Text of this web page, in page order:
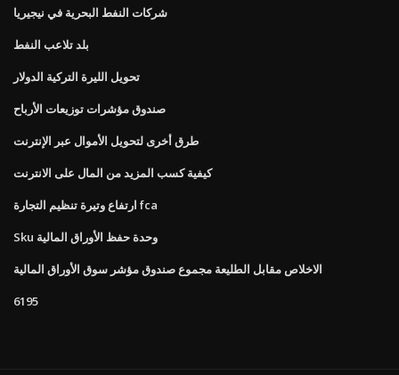
شركات النفط البحرية في نيجيريا
بلد تلاعب النفط
تحويل الليرة التركية الدولار
صندوق مؤشرات توزيعات الأرباح
طرق أخرى لتحويل الأموال عبر الإنترنت
كيفية كسب المزيد من المال على الانترنت
ارتفاع وتيرة تنظيم التجارة fca
Sku وحدة حفظ الأوراق المالية
الاخلاص مقابل الطليعة مجموع صندوق مؤشر سوق الأوراق المالية
6195